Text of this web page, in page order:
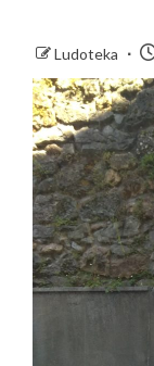
Ludoteka